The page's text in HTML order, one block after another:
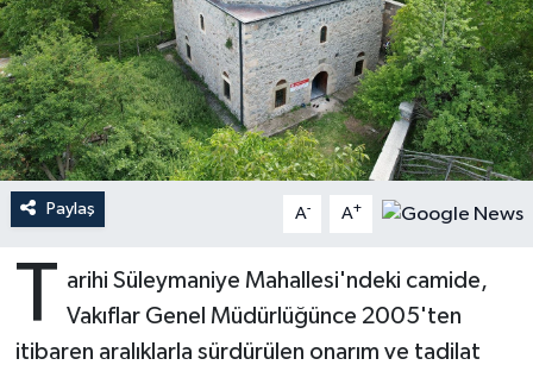
Paylaş A- A+
T arihi Süleymaniye Mahallesi'ndeki camide,
Vakıflar Genel Müdürlüğünce 2005'ten
itibaren aralıklarla sürdürülen onarım ve tadilat
Ardahan Müftülüğü
Artvin Müftülüğü
Aydın Müftülüğü
Balıkesir Müftülüğü
Bartın Müftülüğü
Batman Müftülüğü
Kudüs
Kurban
Mukabele
Peygamberimizin Hayatı
Ramazan
Sahabeler
Hutbeler
DİYANET AKADEMİ
DİYANET GENÇLİK
DİYANET RADYO/TV
DEPREM
Dünya